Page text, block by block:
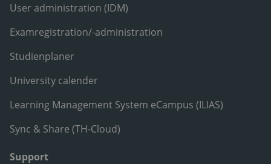
User administration (IDM)
Examregistration/-administration
Studienplaner
University calender
Learning Management System eCampus (ILIAS)
Sync & Share (TH-Cloud)
Support